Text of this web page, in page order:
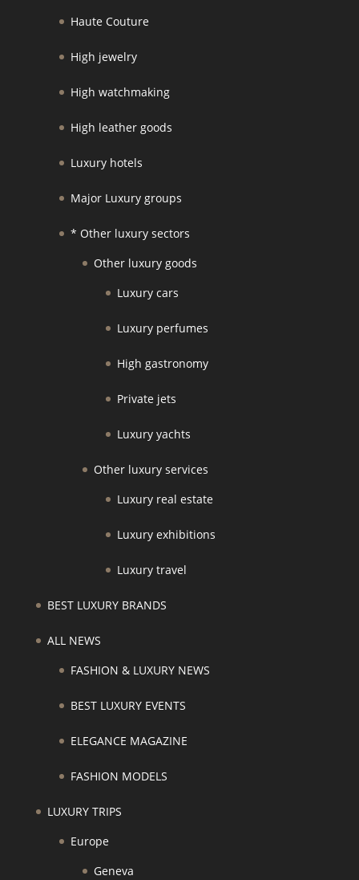
Haute Couture
High jewelry
High watchmaking
High leather goods
Luxury hotels
Major Luxury groups
* Other luxury sectors
Other luxury goods
Luxury cars
Luxury perfumes
High gastronomy
Private jets
Luxury yachts
Other luxury services
Luxury real estate
Luxury exhibitions
Luxury travel
BEST LUXURY BRANDS
ALL NEWS
FASHION & LUXURY NEWS
BEST LUXURY EVENTS
ELEGANCE MAGAZINE
FASHION MODELS
LUXURY TRIPS
Europe
Geneva